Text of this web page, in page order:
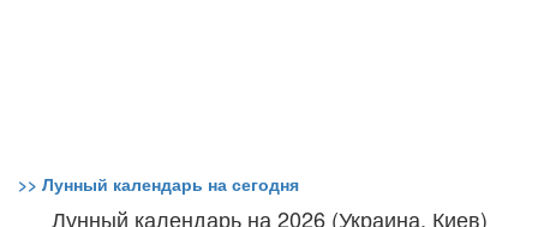
>> Лунный календарь на сегодня
Лунный календарь на 2026 (Украина, Киев)